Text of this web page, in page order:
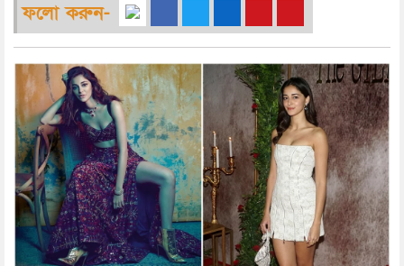
ফলো করুন-